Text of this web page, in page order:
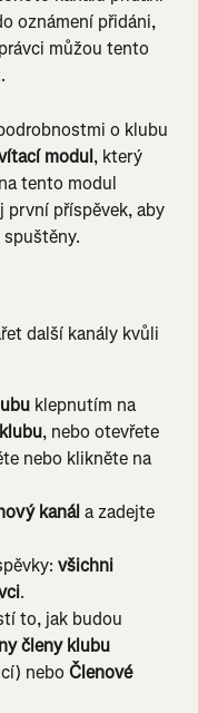
oznámení přidáni,
můžou tento
o klubu
modul, který
tento modul
první příspěvek, aby
další kanály kvůli
klepnutím na
, nebo otevřete
nebo klikněte na
kanál a zadejte
všichni
.
to, jak budou
členy klubu
nebo Členové